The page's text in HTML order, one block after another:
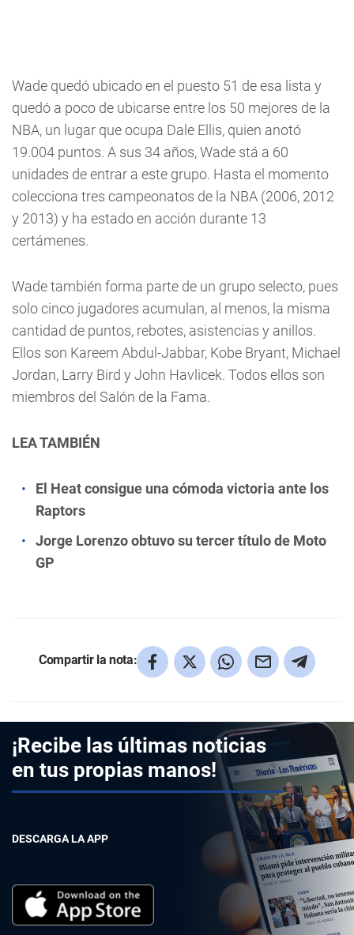
Wade quedó ubicado en el puesto 51 de esa lista y
quedó a poco de ubicarse entre los 50 mejores de la
NBA, un lugar que ocupa Dale Ellis, quien anotó
19.004 puntos. A sus 34 años, Wade stá a 60
unidades de entrar a este grupo. Hasta el momento
colecciona tres campeonatos de la NBA (2006, 2012
y 2013) y ha estado en acción durante 13
certámenes.
Wade también forma parte de un grupo selecto, pues
solo cinco jugadores acumulan, al menos, la misma
cantidad de puntos, rebotes, asistencias y anillos.
Ellos son Kareem Abdul-Jabbar, Kobe Bryant, Michael
Jordan, Larry Bird y John Havlicek. Todos ellos son
miembros del Salón de la Fama.
LEA TAMBIÉN
El Heat consigue una cómoda victoria ante los
Raptors
Jorge Lorenzo obtuvo su tercer título de Moto
GP
Compartir la nota:
¡Recibe las últimas noticias
en tus propias manos!
DESCARGA LA APP